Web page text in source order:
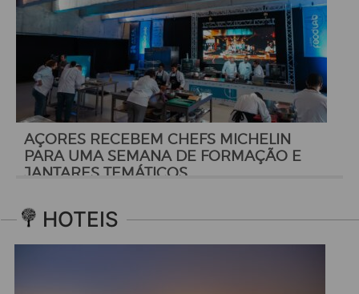
AÇORES RECEBEM CHEFS MICHELIN
PARA UMA SEMANA DE FORMAÇÃO E
JANTARES TEMÁTICOS
HOTEIS